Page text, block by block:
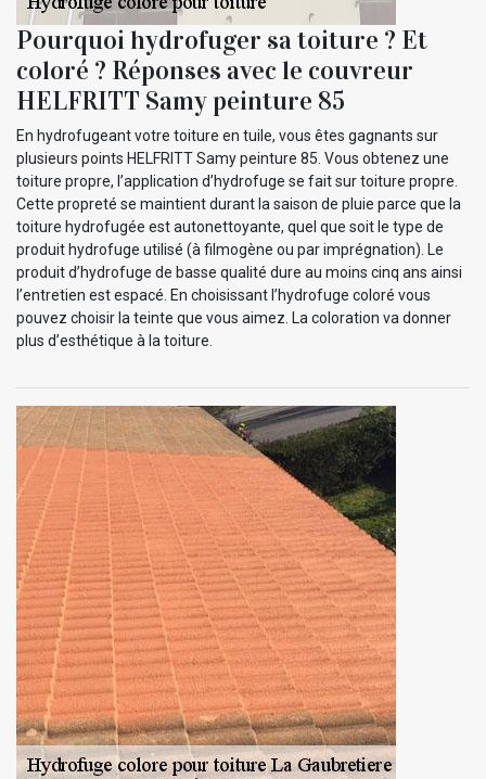
Pourquoi hydrofuger sa toiture ? Et
coloré ? Réponses avec le couvreur
HELFRITT Samy peinture 85
En hydrofugeant votre toiture en tuile, vous êtes gagnants sur
plusieurs points HELFRITT Samy peinture 85. Vous obtenez une
toiture propre, l’application d’hydrofuge se fait sur toiture propre.
Cette propreté se maintient durant la saison de pluie parce que la
toiture hydrofugée est autonettoyante, quel que soit le type de
produit hydrofuge utilisé (à filmogène ou par imprégnation). Le
produit d’hydrofuge de basse qualité dure au moins cinq ans ainsi
l’entretien est espacé. En choisissant l’hydrofuge coloré vous
pouvez choisir la teinte que vous aimez. La coloration va donner
plus d’esthétique à la toiture.